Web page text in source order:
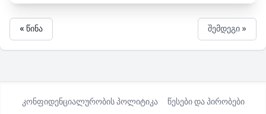
« წინა შემდეგი »
კონფიდენციალურობის პოლიტიკა წესები და პირობები